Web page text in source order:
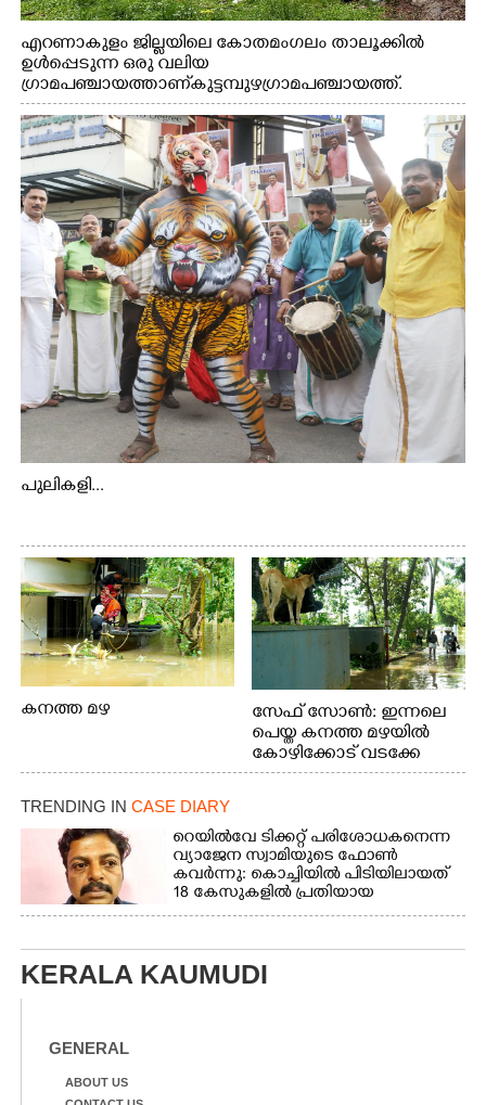
എറണാകുളം ജില്ലയിലെ കോതമംഗലം താലൂക്കിൽ
ഉൾപ്പെടുന്ന ഒരു വലിയ
ഗ്രാമപഞ്ചായത്താണ് കുട്ടമ്പുഴ ഗ്രാമ പഞ്ചായത്ത്.
ആദിവാസി ഊരുകളായ വെള്ളാരംകുത്ത്, കത്തിപ്പാറ,
ഉറിയംപെട്ടി, തേക്കല്ല്, വെട്ടിക്കല്ല്, മഞ്ചപ്പാറ എന്നീ ആറു
സ്ഥലങ്ങളിലേക്കുള്ള പ്രധാന സഞ്ചാര മാർഗമാണ് ഈ
കാണുന്ന കടത്ത് വള്ളം
പുലികളി...
കനത്ത മഴ
സേഫ് സോൺ: ഇന്നലെ
പെയ്ത കനത്ത മഴയിൽ
കോഴിക്കോട് വടക്കേ
വയലിൽ വെള്ളം
വെള്ളത്തിലൂടെ
നടന്നുവരുന്നവരെ
മതിലിനു മുകളിൽ നോക്കി
നിൽക്കുന്ന
നായ. ഫോട്ടോ: കെ.വിശ്വജി
TRENDING IN CASE DIARY
റെയിൽവേ ടിക്കറ്റ് പരിശോധകനെന്ന
വ്യാജേന സ്വാമിയുടെ ഫോൺ
കവർന്നു: കൊച്ചിയിൽ പിടിയിലായത്
18 കേസുകളിൽ പ്രതിയായ
തട്ടിപ്പുവീരൻ
KERALA KAUMUDI
GENERAL
ABOUT US